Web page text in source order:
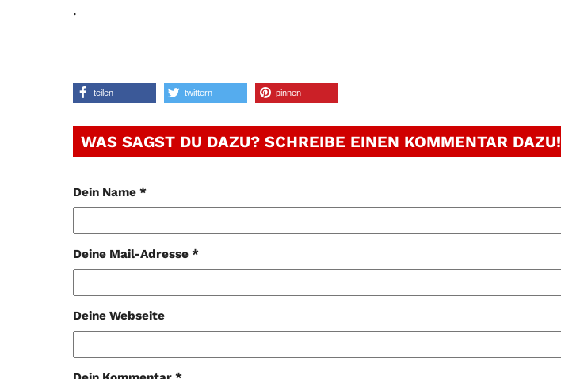
.
teilen twittern pinnen
WAS SAGST DU DAZU? SCHREIBE EINEN KOMMENTAR DAZU!
Dein Name *
Deine Mail-Adresse *
Deine Webseite